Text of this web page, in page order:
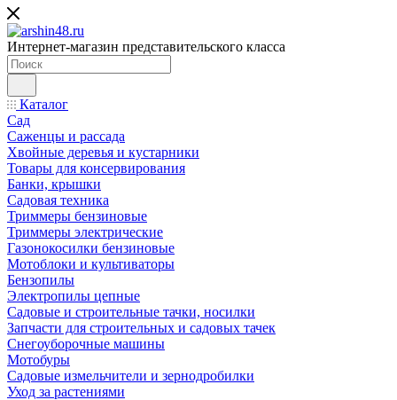
Интернет-магазин представительского класса
Каталог
Сад
Саженцы и рассада
Хвойные деревья и кустарники
Товары для консервирования
Банки, крышки
Садовая техника
Триммеры бензиновые
Триммеры электрические
Газонокосилки бензиновые
Мотоблоки и культиваторы
Бензопилы
Электропилы цепные
Садовые и строительные тачки, носилки
Запчасти для строительных и садовых тачек
Снегоуборочные машины
Мотобуры
Садовые измельчители и зернодробилки
Уход за растениями